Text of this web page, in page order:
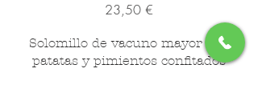
23,50 €
Solomillo de vacuno mayor con
patatas y pimientos confitados